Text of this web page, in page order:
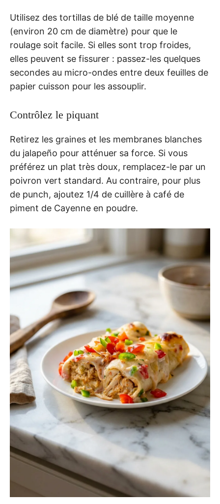
Utilisez des tortillas de blé de taille moyenne
(environ 20 cm de diamètre) pour que le
roulage soit facile. Si elles sont trop froides,
elles peuvent se fissurer : passez-les quelques
secondes au micro-ondes entre deux feuilles de
papier cuisson pour les assouplir.
Contrôlez le piquant
Retirez les graines et les membranes blanches
du jalapeño pour atténuer sa force. Si vous
préférez un plat très doux, remplacez-le par un
poivron vert standard. Au contraire, pour plus
de punch, ajoutez 1/4 de cuillère à café de
piment de Cayenne en poudre.